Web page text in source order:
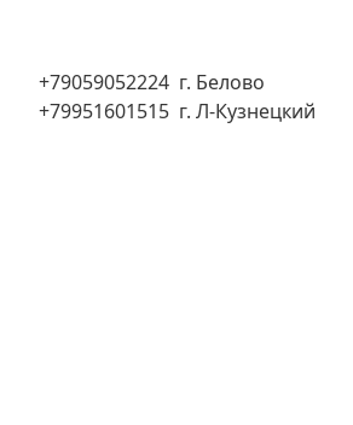
+79059052224 г. Белово
+79951601515 г. Л-Кузнецкий